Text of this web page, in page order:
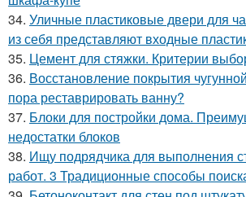
34. Уличные пластиковые двери для
из себя представляют входные
35. Цемент для стяжки. Критерии
36. Восстановление покрытия
пора реставрировать ванну?
37. Блоки для постройки дома.
недостатки блоков
38. Ищу подрядчика для выполнения
работ. 3 Традиционные способы